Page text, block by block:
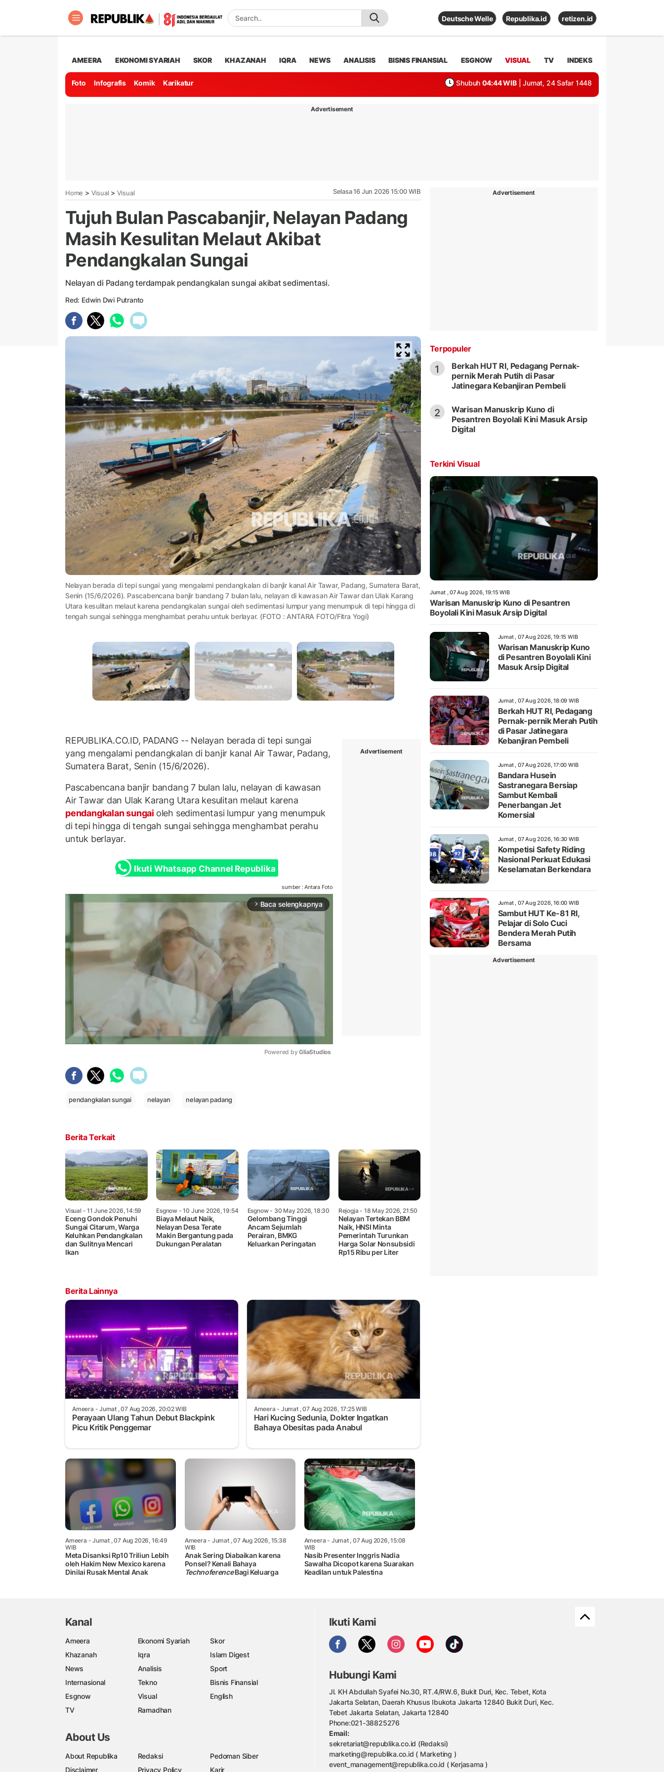
Deutsche Welle Republika.id retizen.id
AMEERA EKONOMI SYARIAH SKOR KHAZANAH IQRA NEWS ANALISIS BISNIS FINANSIAL ESGNOW VISUAL TV INDEKS
Foto Infografis Komik Karikatur Shubuh 04:44 WIB | Jumat, 24 Safar 1448
Advertisement
Home > Visual > Visual Selasa 16 Jun 2026 15:00 WIB
Tujuh Bulan Pascabanjir, Nelayan Padang
Masih Kesulitan Melaut Akibat
Pendangkalan Sungai
Nelayan di Padang terdampak pendangkalan sungai akibat sedimentasi.
Red: Edwin Dwi Putranto
Nelayan berada di tepi sungai yang mengalami pendangkalan di banjir kanal Air Tawar, Padang, Sumatera Barat,
Senin (15/6/2026). Pascabencana banjir bandang 7 bulan lalu, nelayan di kawasan Air Tawar dan Ulak Karang
Utara kesulitan melaut karena pendangkalan sungai oleh sedimentasi lumpur yang menumpuk di tepi hingga di
tengah sungai sehingga menghambat perahu untuk berlayar. (FOTO : ANTARA FOTO/Fitra Yogi)
REPUBLIKA.CO.ID, PADANG -- Nelayan berada di tepi sungai
yang mengalami pendangkalan di banjir kanal Air Tawar, Padang,
Sumatera Barat, Senin (15/6/2026).
Pascabencana banjir bandang 7 bulan lalu, nelayan di kawasan
Air Tawar dan Ulak Karang Utara kesulitan melaut karena
pendangkalan sungai oleh sedimentasi lumpur yang menumpuk
di tepi hingga di tengah sungai sehingga menghambat perahu
untuk berlayar.
Ikuti Whatsapp Channel Republika
sumber : Antara Foto
arrow_forward_ios Baca selengkapnya
Powered by GliaStudios
Advertisement
pendangkalan sungai nelayan nelayan padang
Berita Terkait
Visual - 11 June 2026, 14:59
Eceng Gondok Penuhi
Sungai Citarum, Warga
Keluhkan Pendangkalan
dan Sulitnya Mencari
Ikan
Esgnow - 10 June 2026, 19:54
Biaya Melaut Naik,
Nelayan Desa Terate
Makin Bergantung pada
Dukungan Peralatan
Esgnow- 30 May 2026, 18:30
Gelombang Tinggi
Ancam Sejumlah
Perairan, BMKG
Keluarkan Peringatan
Rejogja - 18 May 2026, 21:50
Nelayan Tertekan BBM
Naik, HNSI Minta
Pemerintah Turunkan
Harga Solar Nonsubsidi
Rp15 Ribu per Liter
Berita Lainnya
Ameera - Jumat , 07 Aug 2026, 20:02 WIB
Perayaan Ulang Tahun Debut Blackpink
Picu Kritik Penggemar
Ameera - Jumat , 07 Aug 2026, 17:25 WIB
Hari Kucing Sedunia, Dokter Ingatkan
Bahaya Obesitas pada Anabul
Ameera - Jumat , 07 Aug 2026, 16:49
WIB
Meta Disanksi Rp10 Triliun Lebih
oleh Hakim New Mexico karena
Dinilai Rusak Mental Anak
Ameera - Jumat , 07 Aug 2026, 15:38
WIB
Anak Sering Diabaikan karena
Ponsel? Kenali Bahaya
TechnoferenceBagi Keluarga
Ameera - Jumat , 07 Aug 2026, 15:08
WIB
Nasib Presenter Inggris Nadia
Sawalha Dicopot karena Suarakan
Keadilan untuk Palestina
Advertisement
Terpopuler
1
Berkah HUT RI, Pedagang Pernak-
pernik Merah Putih di Pasar
Jatinegara Kebanjiran Pembeli
2
Warisan Manuskrip Kuno di
Pesantren Boyolali Kini Masuk Arsip
Digital
Terkini Visual
Jumat , 07 Aug 2026, 19:15 WIB
Warisan Manuskrip Kuno di Pesantren
Boyolali Kini Masuk Arsip Digital
Jumat , 07 Aug 2026, 19:15 WIB
Warisan Manuskrip Kuno
di Pesantren Boyolali Kini
Masuk Arsip Digital
Jumat , 07 Aug 2026, 18:09 WIB
Berkah HUT RI, Pedagang
Pernak-pernik Merah Putih
di Pasar Jatinegara
Kebanjiran Pembeli
Jumat , 07 Aug 2026, 17:00 WIB
Bandara Husein
Sastranegara Bersiap
Sambut Kembali
Penerbangan Jet
Komersial
Jumat , 07 Aug 2026, 16:30 WIB
Kompetisi Safety Riding
Nasional Perkuat Edukasi
Keselamatan Berkendara
Jumat , 07 Aug 2026, 16:00 WIB
Sambut HUT Ke-81 RI,
Pelajar di Solo Cuci
Bendera Merah Putih
Bersama
Advertisement
Kanal
Ameera Ekonomi Syariah
Skor
Khazanah
Iqra
Islam Digest
News
Analisis
Sport
Internasional
Tekno
Bisnis Finansial
Esgnow
Visual
English
TV
Ramadhan
About Us
About Republika Redaksi
Pedoman Siber
Disclaimer
Privacy Policy Karir
Ikuti Kami
Hubungi Kami
Jl. KH Abdullah Syafei No.30, RT.4/RW.6, Bukit Duri, Kec. Tebet, Kota
Jakarta Selatan, Daerah Khusus Ibukota Jakarta 12840 Bukit Duri, Kec.
Tebet Jakarta Selatan, Jakarta 12840
Phone:021-38825276
Email:
sekretariat@republika.co.id (Redaksi)
marketing@republika.co.id ( Marketing )
event_management@republika.co.id ( Kerjasama )